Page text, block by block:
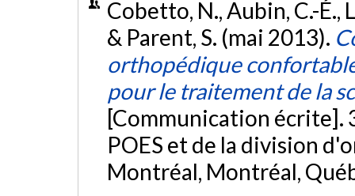
Cobetto, N., Aubin, C.-É.,
& Parent, S. (mai 2013).
orthopédique
pour le traitement de la
[Communication écrite].
POES et de la division
Montréal, Montréal,